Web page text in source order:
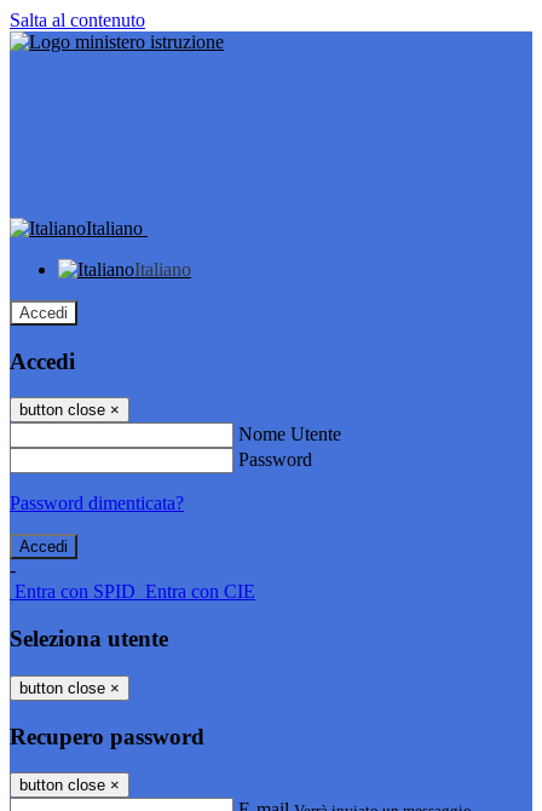
Salta al contenuto
Italiano
Italiano
Accedi
Accedi
button close ×
Nome Utente
Password
Password dimenticata?
-
Entra con SPID Entra con CIE
Seleziona utente
button close ×
Recupero password
button close ×